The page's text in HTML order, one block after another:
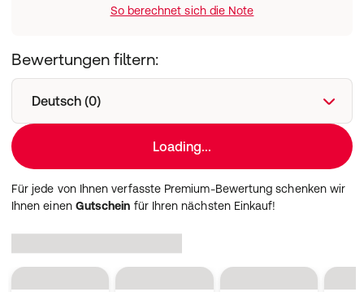
Herstellerdaten :
Grünwalder Weg 28b, 82041 Oberhaching, Deutschland
So berechnet sich die Note
Bewertungen filtern:
Deutsch (0)
Loading...
Für jede von Ihnen verfasste Premium-Bewertung schenken wir
Ihnen einen Gutschein für Ihren nächsten Einkauf!